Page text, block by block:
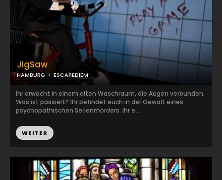
JigSaw
HAMBURG ESCAPEDIEM
Ihr erwacht in einem alten Waschraum, die Augen verbunden.
Was ist passiert? Ihr befindet euch in der Gewalt eines
psychopathischen Serienmörders. Ihr e...
WEITER